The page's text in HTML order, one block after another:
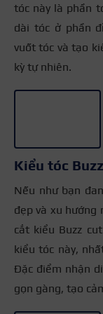
tóc này là phần
dài tóc ở phần
vuốt tóc và tạo
kỳ tự nhiên.
Kiểu tóc
Nếu như bạn
đẹp và xu hướng
cắt kiểu Buzz
kiểu tóc này,
Đặc điểm nhận
gọn gàng, tạo